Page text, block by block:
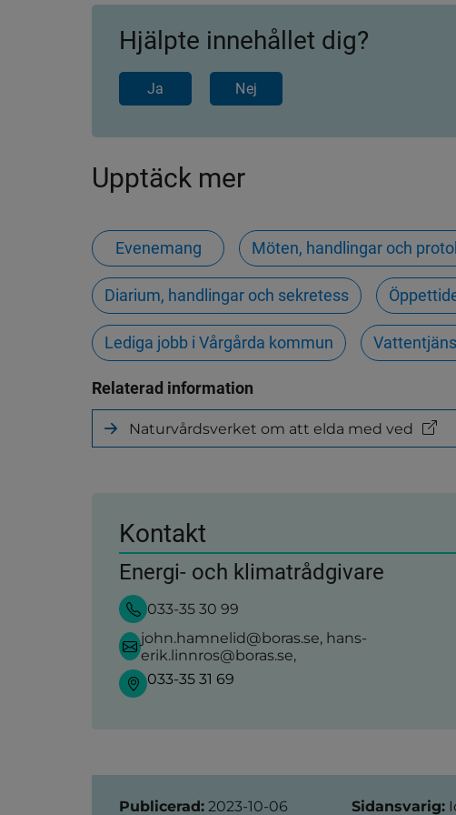
Hjälpte innehållet dig?
Ja Nej
Upptäck mer
Evenemang Möten, handlingar och
Diarium, handlingar och sekretess
Lediga jobb i Vårgårda kommun
Relaterad information
Naturvårdsverket om att elda med ved
(länk
till
Kontakt
Energi- och klimatrådgivare
033-35 30 99
john.hamnelid@boras.se, hans-
erik.linnros@boras.se,
033-35 31 69
Sidinformation
Publicerad: 2023-10-06
Sidansvarig: